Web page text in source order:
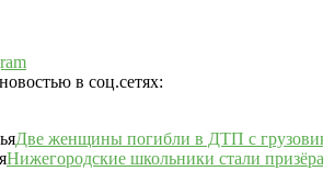
в соц.сетях:
Две женщины погибли в ДТП с
Нижегородские школьники стали